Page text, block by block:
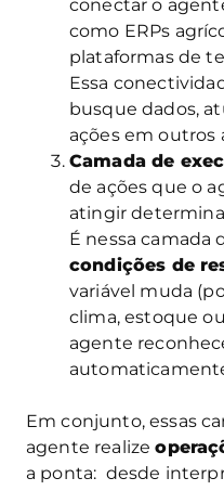
conectar o
como ERPs
plataformas de
Essa
busque dados,
ações em outros
Camada de
de ações que o
atingir
É nessa camada
condições de
variável muda
clima, estoque
agente
Em conjunto, essas
agente realize
a ponta: desde